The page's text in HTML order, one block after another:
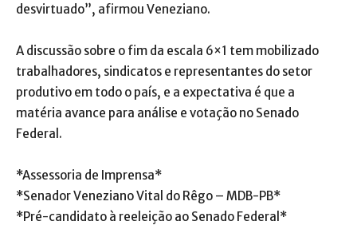
desvirtuado”, afirmou Veneziano.
A discussão sobre o fim da escala 6×1 tem mobilizado
trabalhadores, sindicatos e representantes do setor
produtivo em todo o país, e a expectativa é que a
matéria avance para análise e votação no Senado
Federal.
*Assessoria de Imprensa*
*Senador Veneziano Vital do Rêgo – MDB-PB*
*Pré-candidato à reeleição ao Senado Federal*